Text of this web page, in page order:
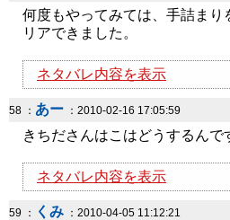
何度もやってみては、手詰まり
リアできました。
ネタバレ内容を表示
58 ： あー ：2010-02-16 17:05:59
きちださんはこはどうするんで
ネタバレ内容を表示
59 ： くみ ：2010-04-05 11:12:21